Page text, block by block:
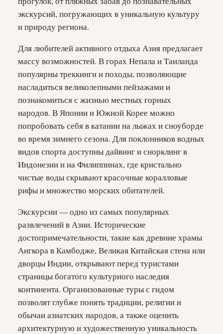
экскурсий, погружающих в уникальную культуру
и природу региона.
Для любителей активного отдыха Азия предлагает
массу возможностей. В горах Непала и Таиланда
популярны треккинги и походы, позволяющие
насладиться великолепными пейзажами и
познакомиться с жизнью местных горных
народов. В Японии и Южной Корее можно
попробовать себя в катании на лыжах и сноуборде
во время зимнего сезона. Для поклонников водных
видов спорта доступны дайвинг и снорклинг в
Индонезии и на Филиппинах, где кристально
чистые воды скрывают красочные коралловые
рифы и множество морских обитателей.
Экскурсии — одно из самых популярных
развлечений в Азии. Исторические
достопримечательности, такие как древние храмы
Ангкора в Камбодже, Великая Китайская стена или
дворцы Индии, открывают перед туристами
страницы богатого культурного наследия
континента. Организованные туры с гидом
позволят глубже понять традиции, религии и
обычаи азиатских народов, а также оценить
архитектурную и художественную уникальность